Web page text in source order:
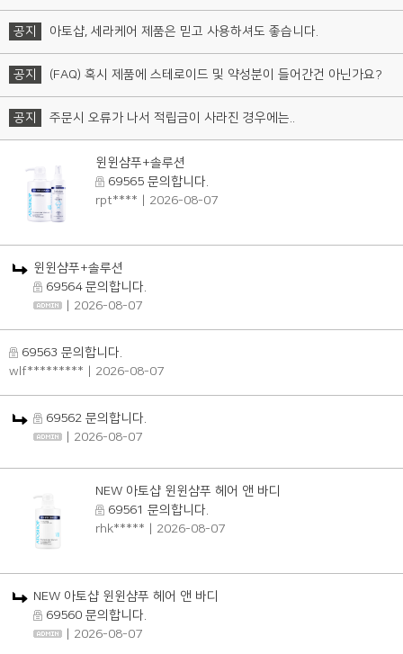
공지 아토샵, 세라케어 제품은 믿고 사용하셔도 좋습니다.
공지 (FAQ) 혹시 제품에 스테로이드 및 약성분이 들어간건 아닌가요?
공지 주문시 오류가 나서 적립금이 사라진 경우에는..
윈윈샴푸+솔루션
69565 문의합니다.
rpt**** | 2026-08-07
윈윈샴푸+솔루션
69564 문의합니다.
| 2026-08-07
69563 문의합니다.
wlf********* | 2026-08-07
69562 문의합니다.
| 2026-08-07
NEW 아토샵 윈윈샴푸 헤어 앤 바디
69561 문의합니다.
rhk***** | 2026-08-07
NEW 아토샵 윈윈샴푸 헤어 앤 바디
69560 문의합니다.
| 2026-08-07